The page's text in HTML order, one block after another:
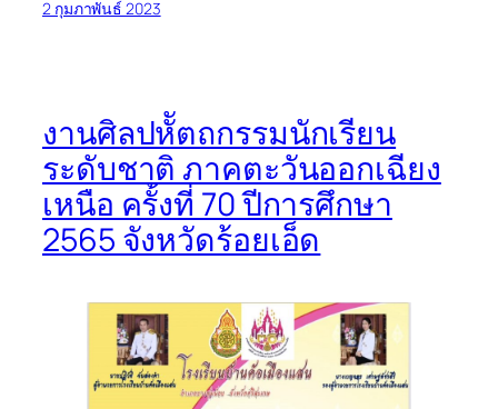
2 กุมภาพันธ์ 2023
งานศิลปหััตถกรรมนักเรียน
ระดับชาติ ภาคตะวันออกเฉียง
เหนือ ครั้งที่ 70 ปีการศึกษา
2565 จังหวัดร้อยเอ็ด